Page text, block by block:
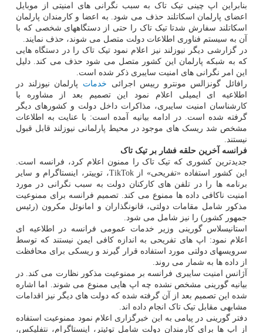
بنابراین اپ چینی تیک تاک به سبب نگرانی های امنیتی از موبایل
اعضای پارلمان اسکاتلند حذف می شود. به اعضا و کارمندان پارلمان
اسکاتلند سفارش شدتا تیک تاک را حتی از دستگاههای شخصی که با
آن به سیستم فناوری اطلاعات دولت متصل می شوند، حذف نمایند.
در گزارشی دیگر نیوزلند نیز اعلام نمود تیک تاک را در دستگاه هایی
که به شبکه پارلمان این کشور متصل می شود حذف می کند. دلیل
این امر نگرانی های امنیت سایبری ذکر شده است.
رافائل گونزالس مونترو رییس اجرائی خدمات پارلمان نیوزلند در
اطلاعیه ای ایمیلی اعلام نمود این تصمیم بعد از مشاوره با
کارشناسان امنیت سایبری، مذاکرات داخل دولت و کشورهای دیگر
گرفته شده است. در ادامه بیانیه آمده است: با عنایت به اطلاعات
مشخص شد ریسک های موجود در محیط پارلمانی نیوزلند قابل قبول
نیستند.
فرانسه آخرین حلقه فشار بر تیک تاک
جدیدترین کشوری که تیک تاک را ممنون اعلام کرد، فرانسه است.
این کشور استفاده «تفریحی» از TikTok، توییتر، اینستاگرام و سایر
برنامه ها را در تلفن های کارکنان دولت به سبب نگرانی در مورد
امنیت ناکافی داده ها ممنوع می کند. تصمیم فرانسه برای ممنوعیت
مذکور شامل مقامات دولتی، قانونگذاران و امانوئل مکرون (رئیس
جمهور کشور) را نیز شامل می شود.
استانیسلاس گورینی وزیر خدمات عمومی فرانسه در اطلاعیه ای
اعلام نمود: اپ های تفریحی به اندازه کافی ایمن نیستند که توسط
سرویسهای دولتی مورد استفاده قرار گیرند و ریسکی برای محافظت
از داده ها به شمار می روند.
آژانس امنیت سایبری فرانسه بر ممنوعیت مذکور نظارت می کند. در
بیانیه گورینی مشخص نشده چه اپ هایی ممنوع می شوند. اما اشاره
شده این تصمیم بعد از آن گرفته شده که دولت های دیگر نیز اقدامات
مشابهی مقابل تیک تاک انجام داده اند.
دفتر گورینی در پیامی به این خبرگزاری اعلام نمود ممنوعیت استفاده
از اپ ها برای کارمندان دولت شامل توئیتر، اینستاگرام، نتفلیکس،